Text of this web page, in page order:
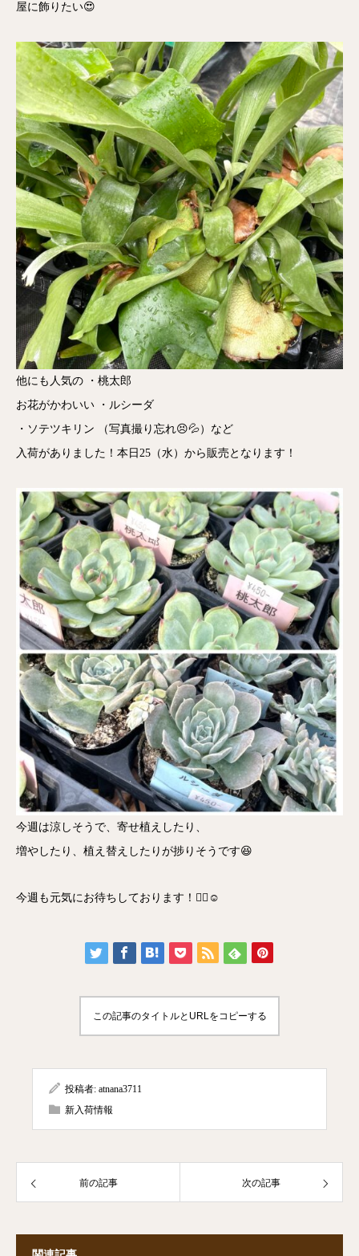
屋に飾りたい😍
他にも人気の ・桃太郎
お花がかわいい ・ルシーダ
・ソテツキリン （写真撮り忘れ😣💦）など
入荷がありました！本日25（水）から販売となります！
今週は涼しそうで、寄せ植えしたり、
増やしたり、植え替えしたりが捗りそうです😆
今週も元気にお待ちしております！🙇‍♂️☺️
この記事のタイトルとURLをコピーする
投稿者: atnana3711
新入荷情報
前の記事 次の記事